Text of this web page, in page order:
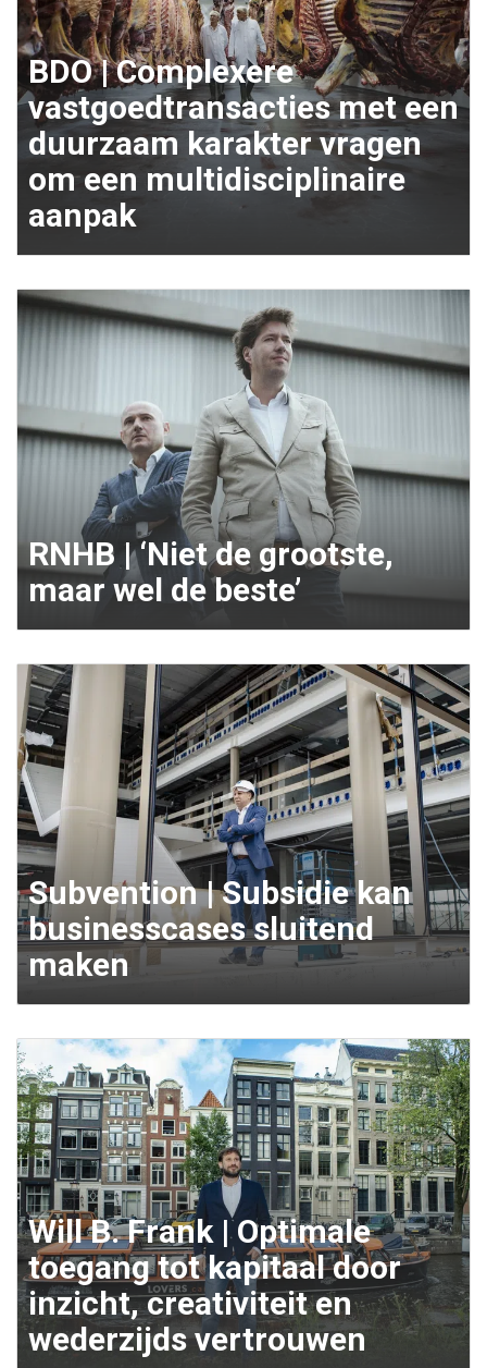
BDO | Complexere
vastgoedtransacties met een
duurzaam karakter vragen
om een multidisciplinaire
aanpak
RNHB | ‘Niet de grootste,
maar wel de beste’
Subvention | Subsidie kan
businesscases sluitend
maken
Will B. Frank | Optimale
toegang tot kapitaal door
inzicht, creativiteit en
wederzijds vertrouwen